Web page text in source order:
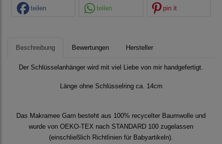
teilen teilen pin it
Beschreibung Bewertungen Hersteller
Der Schlüsselanhänger wird mit viel Liebe von mir handgefertigt.
Länge ohne Schlüsselring ca. 14cm
Das Makramee Garn besteht aus 100% recycelter Baumwolle und
wurde von OEKO-TEX nach STANDARD 100 zugelassen
(einschließlich Richtlinien für Babyartikeln).